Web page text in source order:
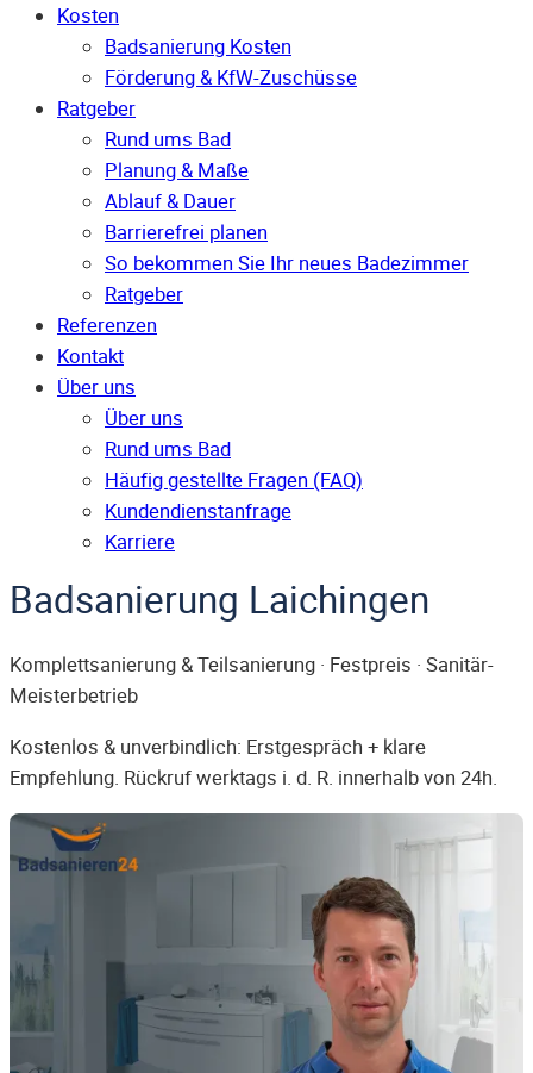
Kosten
Badsanierung Kosten
Förderung & KfW-Zuschüsse
Ratgeber
Rund ums Bad
Planung & Maße
Ablauf & Dauer
Barrierefrei planen
So bekommen Sie Ihr neues Badezimmer
Ratgeber
Referenzen
Kontakt
Über uns
Über uns
Rund ums Bad
Häufig gestellte Fragen (FAQ)
Kunden­dienst­anfrage
Karriere
Badsanierung Laichingen
Komplettsanierung & Teilsanierung · Festpreis · Sanitär-
Meisterbetrieb
Kostenlos & unverbindlich: Erstgespräch + klare
Empfehlung. Rückruf werktags i. d. R. innerhalb von 24h.